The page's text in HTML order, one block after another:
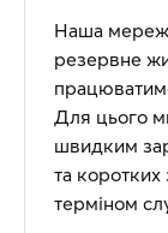
Наша
резервне
Для цього
швидким
та
терміном